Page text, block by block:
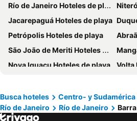
Sheraton Grand Rio Hotel & Resort
Windsor Palace Copacabana
Gamboa Rio Hotel
Rede Andrade Canada
Prodigy Santos Dumont by Wish
Hotel
Windsor Copa Hotel
Hotel
CDesign Hotel
ibis
Río de Janeiro Hoteles de playa
Jacarepaguá Hoteles de playa Duque
Petrópolis Hoteles de playa
São João de Meriti Hoteles de playa
Nova Iguaçu Hoteles de playa
Volta
Piraí Hoteles de playa
Lagoa Hoteles de playa
Busca hoteles Centro- y Sudamérica
Río de Janeiro
Río de Janeiro